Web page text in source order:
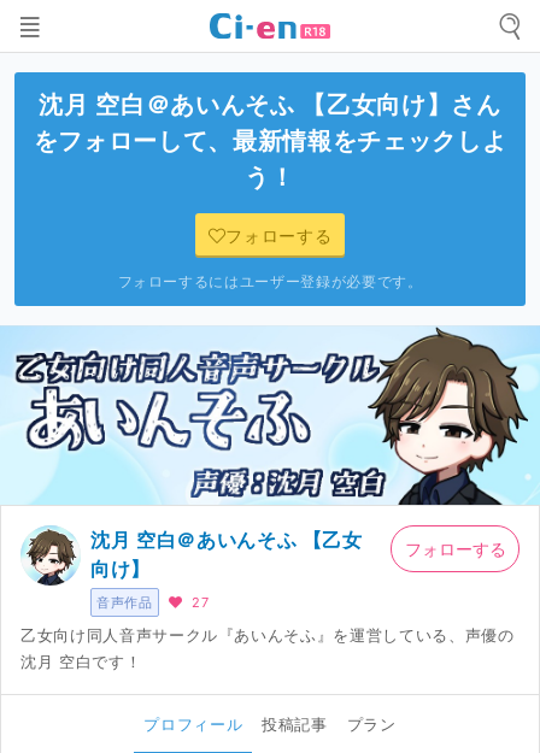
沈月 空白＠あいんそふ 【乙女向け】 さん
をフォローして、最新情報をチェックしよ
う！
フォローする
フォローするにはユーザー登録が必要です。
音声作品
沈月 空白＠あいんそふ 【乙女
向け】
27
乙女向け同人音声サークル『あいんそふ』を運営している、声優の
沈月 空白です！
フォローする
プロフィール 投稿記事 プラン